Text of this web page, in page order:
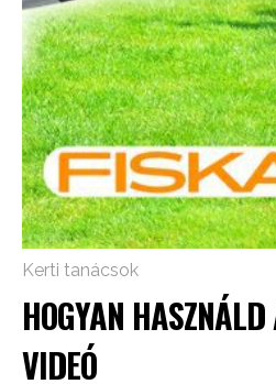
Kerti tanácsok
HOGYAN
VIDEÓ